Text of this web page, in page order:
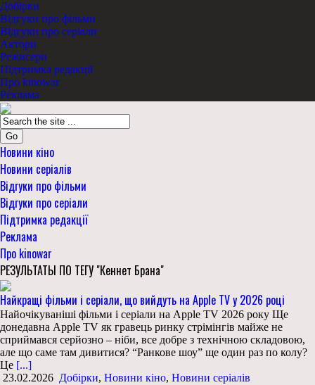
Добірки
Відгуки про фільми
Відгуки про серіали
Актори
Режисери
Підтримка редакції
Про kinowar
Реклама
Go
Новини кіно
Новини серіалів
Відгуки про фільми
Відгуки про серіали
Підтримка редакції
Реклама
Про kinowar
РЕЗУЛЬТАТЫ ПО ТЕГУ "Кеннет Брана"
Найкращі фільми і серіали, що вийдуть на Apple TV у 2026 році
Найочікуваніші фільми і серіали на Apple TV 2026 року Ще
донедавна Apple TV як гравець ринку стрімінгів майже не
сприймався серйозно – ніби, все добре з технічною складовою,
але що саме там дивитися? “Ранкове шоу” ще один раз по колу?
Це [...]
23.02.2026 Добірки, Новини кіно, Новини серіалів